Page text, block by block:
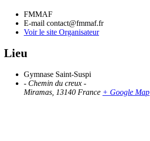
FMMAF
E-mail contact@fmmaf.fr
Voir le site Organisateur
Lieu
Gymnase Saint-Suspi
- Chemin du creux -
Miramas 13140 France + Google Map